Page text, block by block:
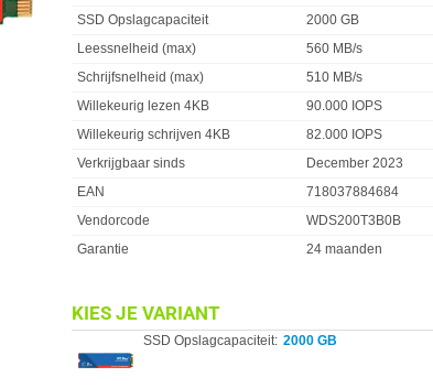
SSD Opslagcapaciteit
2000 GB
Leessnelheid (max)
560 MB/s
Schrijfsnelheid (max)
510 MB/s
Willekeurig lezen 4KB
90.000 IOPS
Willekeurig schrijven 4KB
82.000 IOPS
Verkrijgbaar sinds
December 2023
EAN
718037884684
Vendorcode
WDS200T3B0B
Garantie
24 maanden
KIES JE VARIANT
SSD Opslagcapaciteit: 2000 GB